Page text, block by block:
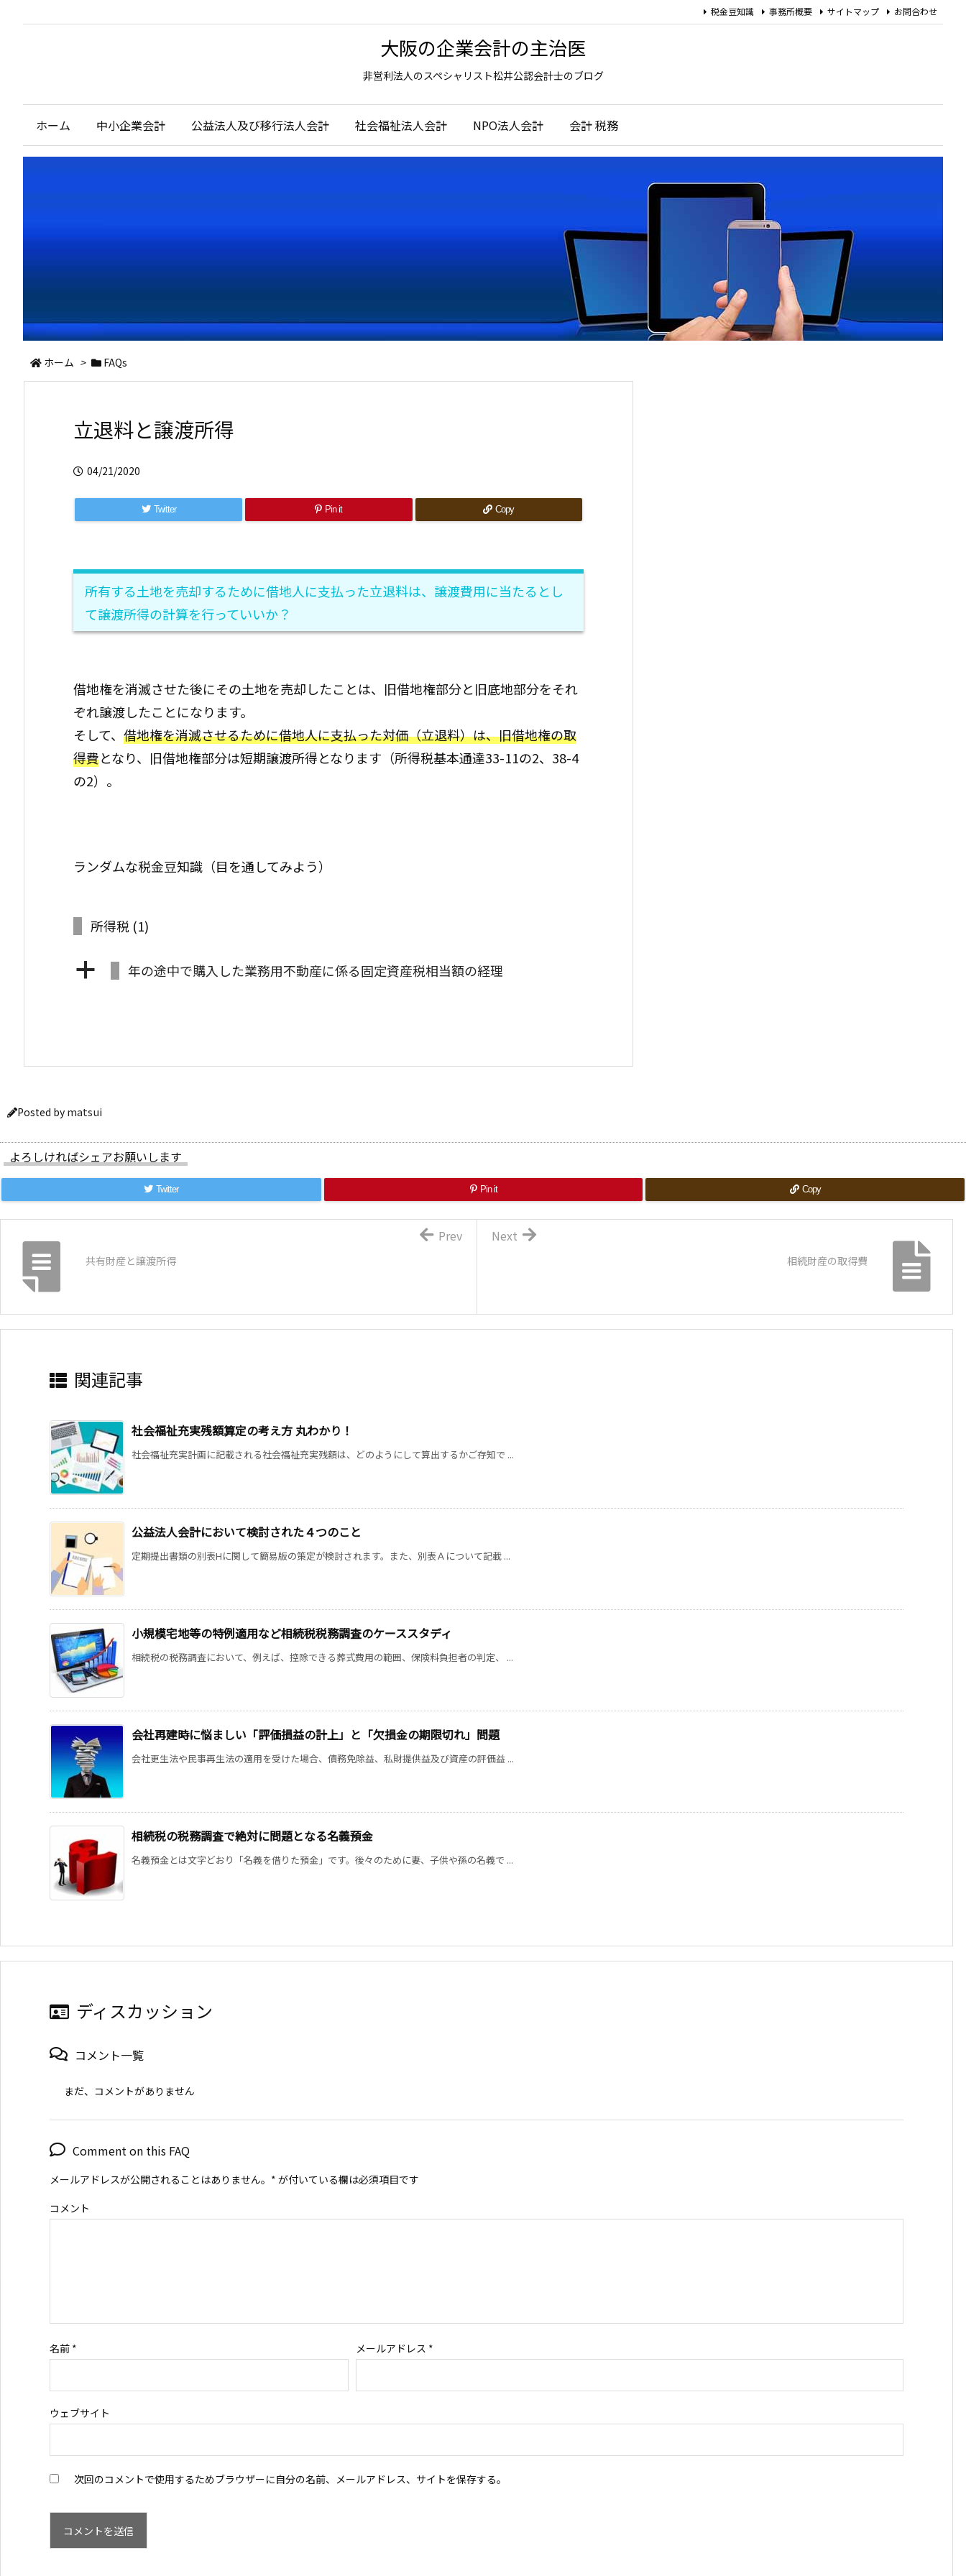
大阪の企業会計の主治医
非営利法人のスペシャリスト松井公認会計士のブログ
ホーム 中小企業会計 公益法人及び移行法人会計 社会福祉法人会計 NPO法人会計 会計 税務
税金豆知識 事務所概要 サイトマップ お問合わせ
ホーム > FAQs
立退料と譲渡所得
04/21/2020
Twitter Pin it Copy
所有する土地を売却するために借地人に支払った立退料は、譲渡費用に当たるとし
て譲渡所得の計算を行っていいか？
借地権を消滅させた後にその土地を売却したことは、旧借地権部分と旧底地部分をそれ
ぞれ譲渡したことになります。
そして、 借地権を消滅させるために借地人に支払った対価（立退料）は、旧借地権の取
得費となり、旧借地権部分は短期譲渡所得となります（所得税基本通達33-11の2、38-4
の2）。
ランダムな税金豆知識（目を通してみよう）
所得税 (1)
a 年の途中で購入した業務用不動産に係る固定資産税相当額の経理
Posted by matsui
よろしければシェアお願いします
Twitter Pin it Copy
相続財産の取得費
Next
共有財産と譲渡所得
Prev
関連記事
社会福祉充実残額算定の考え方 丸わかり！
社会福祉充実計画に記載される社会福祉充実残額は、どのようにして算出するかご存知で ...
公益法人会計において検討された４つのこと
定期提出書類の別表Hに関して簡易版の策定が検討されます。また、別表Ａについて記載 ...
小規模宅地等の特例適用など相続税税務調査のケーススタディ
相続税の税務調査において、例えば、控除できる葬式費用の範囲、保険料負担者の判定、 ...
会社再建時に悩ましい「評価損益の計上」と「欠損金の期限切れ」問題
会社更生法や民事再生法の適用を受けた場合、債務免除益、私財提供益及び資産の評価益 ...
相続税の税務調査で絶対に問題となる名義預金
名義預金とは文字どおり「名義を借りた預金」です。後々のために妻、子供や孫の名義で ...
ディスカッション
コメント一覧
まだ、コメントがありません
Comment on this FAQ
メールアドレスが公開されることはありません。 * が付いている欄は必須項目です
コメント
名前 * メールアドレス *
ウェブサイト
次回のコメントで使用するためブラウザーに自分の名前、メールアドレス、サイトを保存する。